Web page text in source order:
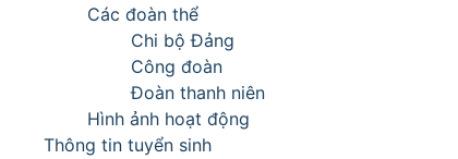
Các đoàn thể
Chi bộ Đảng
Công đoàn
Đoàn thanh niên
Hình ảnh hoạt động
Thông tin tuyển sinh